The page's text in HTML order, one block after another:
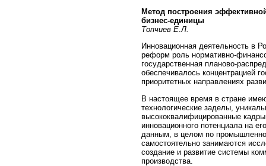
Метод построения
бизнес-единицы
Топчиев Е.Л.
Инновационная деятельность в
реформ роль нормативно-
государственная планово-
обеспечивалось концентрацией
приоритетных направлениях
В настоящее время в стране
технологические заделы,
высококвалифицированные
инновационного потенциала на
данным, в целом по
самостоятельно занимаются
создание и развитие системы
производства.